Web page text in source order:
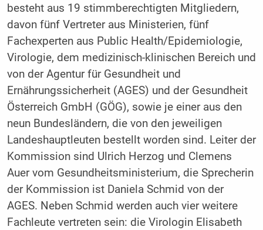
besteht aus 19 stimmberechtigten Mitgliedern,
davon fünf Vertreter aus Ministerien, fünf
Fachexperten aus Public Health/Epidemiologie,
Virologie, dem medizinisch-klinischen Bereich und
von der Agentur für Gesundheit und
Ernährungssicherheit (AGES) und der Gesundheit
Österreich GmbH (GÖG), sowie je einer aus den
neun Bundesländern, die von den jeweiligen
Landeshauptleuten bestellt worden sind. Leiter der
Kommission sind Ulrich Herzog und Clemens
Auer vom Gesundheitsministerium, die Sprecherin
der Kommission ist Daniela Schmid von der
AGES. Neben Schmid werden auch vier weitere
Fachleute vertreten sein: die Virologin Elisabeth